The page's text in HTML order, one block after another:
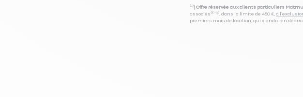
⁽⁴⁾| Offre réservée aux clients particuliers
associés⁽³⁾ ⁽⁵⁾, dans la limite de 450 €, à
premiers mois de location, qui viendra en